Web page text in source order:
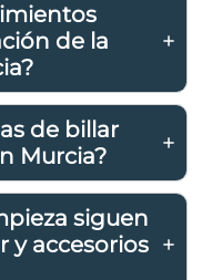
de la
de billar
Murcia?
siguen
y accesorios